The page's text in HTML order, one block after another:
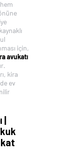
için,
avukatı
kira
ev
|